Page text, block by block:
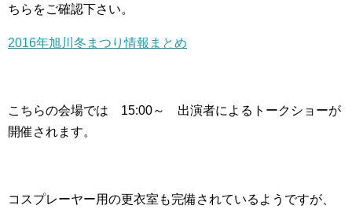
ちらをご確認下さい。
2016年旭川冬まつり情報まとめ
こちらの会場では 15:00～ 出演者によるトークショーが
開催されます。
コスプレーヤー用の更衣室も完備されているようですが、